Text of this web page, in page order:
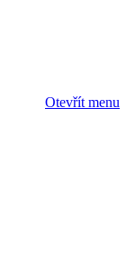
Otevřít menu